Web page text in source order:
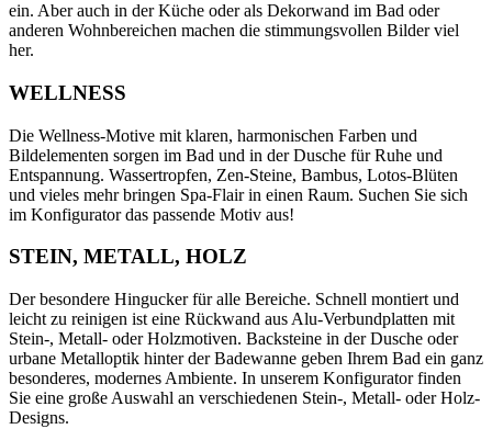
ein. Aber auch in der Küche oder als Dekorwand im Bad oder
anderen Wohnbereichen machen die stimmungsvollen Bilder viel
her.
WELLNESS
Die Wellness-Motive mit klaren, harmonischen Farben und
Bildelementen sorgen im Bad und in der Dusche für Ruhe und
Entspannung. Wassertropfen, Zen-Steine, Bambus, Lotos-Blüten
und vieles mehr bringen Spa-Flair in einen Raum. Suchen Sie sich
im Konfigurator das passende Motiv aus!
STEIN, METALL, HOLZ
Der besondere Hingucker für alle Bereiche. Schnell montiert und
leicht zu reinigen ist eine Rückwand aus Alu-Verbundplatten mit
Stein-, Metall- oder Holzmotiven. Backsteine in der Dusche oder
urbane Metalloptik hinter der Badewanne geben Ihrem Bad ein ganz
besonderes, modernes Ambiente. In unserem Konfigurator finden
Sie eine große Auswahl an verschiedenen Stein-, Metall- oder Holz-
Designs.